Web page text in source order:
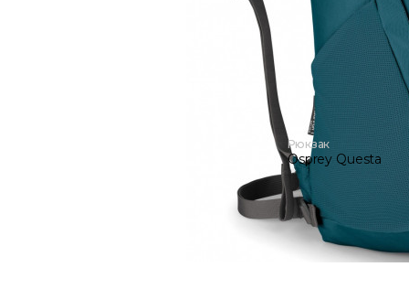
Рюкзак
Osprey Questa
14 500 руб